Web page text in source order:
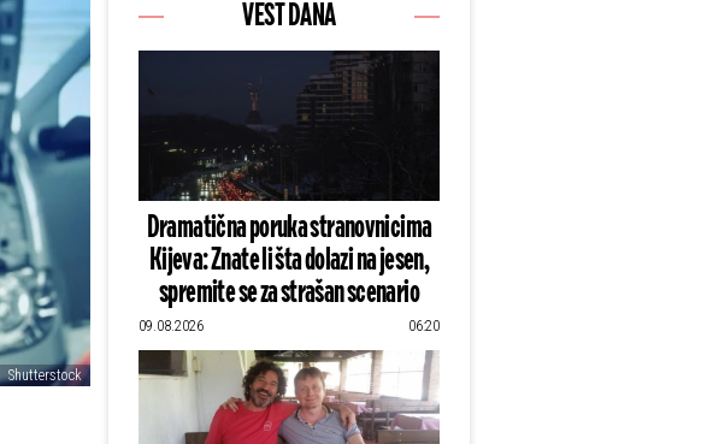
Shutterstock
VEST DANA
Dramatična poruka stranovnicima
Kijeva: Znate li šta dolazi na jesen,
spremite se za strašan scenario
09.08.2026 06:20